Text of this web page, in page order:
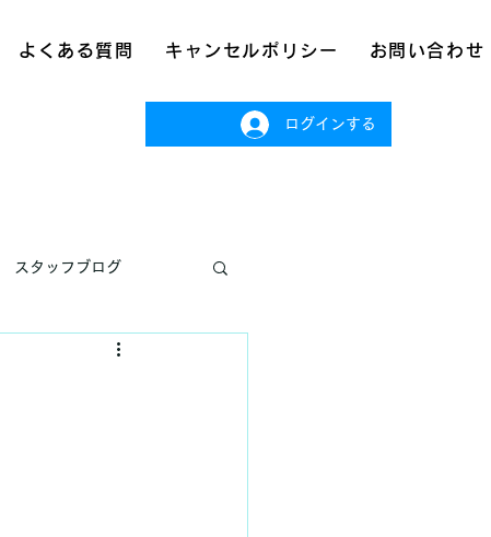
よくある質問 キャンセルポリシー お問い合わせ
ログインする
スタッフブログ